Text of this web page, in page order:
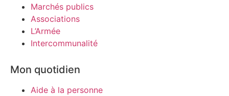
Marchés publics
Associations
L’Armée
Intercommunalité
Mon quotidien
Aide à la personne